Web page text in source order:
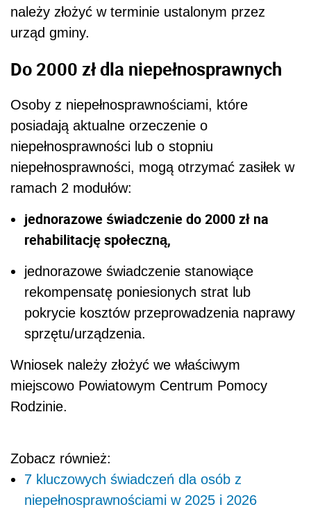
należy złożyć w terminie ustalonym przez
urząd gminy.
Do 2000 zł dla niepełnosprawnych
Osoby z niepełnosprawnościami, które
posiadają aktualne orzeczenie o
niepełnosprawności lub o stopniu
niepełnosprawności, mogą otrzymać zasiłek w
ramach 2 modułów:
jednorazowe świadczenie do 2000 zł na
rehabilitację społeczną,
jednorazowe świadczenie stanowiące
rekompensatę poniesionych strat lub
pokrycie kosztów przeprowadzenia naprawy
sprzętu/urządzenia.
Wniosek należy złożyć we właściwym
miejscowo Powiatowym Centrum Pomocy
Rodzinie.
Zobacz również:
7 kluczowych świadczeń dla osób z
niepełnosprawnościami w 2025 i 2026